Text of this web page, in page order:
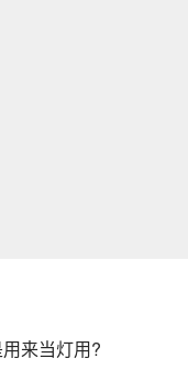
来当灯用?